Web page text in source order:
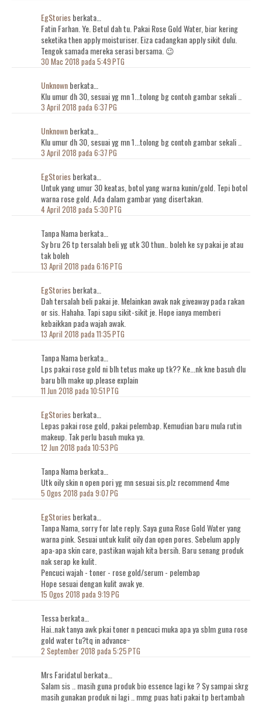
EgStoriesberkata…
Fatin Farhan. Ye. Betul dah tu. Pakai Rose Gold Water, biar kering
seketika then apply moisturiser. Eiza cadangkan apply sikit dulu.
Tengok samada mereka serasi bersama. 😉
30 Mac 2018 pada 5:49 PTG
Unknownberkata…
Klu umur dh 30, sesuai yg mn 1...tolong bg contoh gambar sekali ..
3 April 2018 pada 6:37 PG
Unknownberkata…
Klu umur dh 30, sesuai yg mn 1...tolong bg contoh gambar sekali ..
3 April 2018 pada 6:37 PG
EgStoriesberkata…
Untuk yang umur 30 keatas, botol yang warna kunin/gold. Tepi botol
warna rose gold. Ada dalam gambar yang disertakan.
4 April 2018 pada 5:30 PTG
Tanpa Nama berkata…
Sy bru 26 tp tersalah beli yg utk 30 thun.. boleh ke sy pakai je atau
tak boleh
13 April 2018 pada 6:16 PTG
EgStoriesberkata…
Dah tersalah beli pakai je. Melainkan awak nak giveaway pada rakan
or sis. Hahaha. Tapi sapu sikit-sikit je. Hope ianya memberi
kebaikkan pada wajah awak.
13 April 2018 pada 11:35 PTG
Tanpa Nama berkata…
Lps pakai rose gold ni blh tetus make up tk?? Ke...nk kne basuh dlu
baru blh make up.please explain
11 Jun 2018 pada 10:51 PTG
EgStoriesberkata…
Lepas pakai rose gold, pakai pelembap. Kemudian baru mula rutin
makeup. Tak perlu basuh muka ya.
12 Jun 2018 pada 10:53 PG
Tanpa Nama berkata…
Utk oily skin n open pori yg mn sesuai sis.plz recommend 4me
5 Ogos 2018 pada 9:07 PG
EgStoriesberkata…
Tanpa Nama, sorry for late reply. Saya guna Rose Gold Water yang
warna pink. Sesuai untuk kulit oily dan open pores. Sebelum apply
apa-apa skin care, pastikan wajah kita bersih. Baru senang produk
nak serap ke kulit.
Pencuci wajah - toner - rose gold/serum - pelembap
Hope sesuai dengan kulit awak ye.
15 Ogos 2018 pada 9:19 PG
Tessa berkata…
Hai..nak tanya awk pkai toner n pencuci muka apa ya sblm guna rose
gold water tu?tq in advance~
2 September 2018 pada 5:25 PTG
Mrs Faridatul berkata…
Salam sis .. masih guna produk bio essence lagi ke ? Sy sampai skrg
masih gunakan produk ni lagi .. mmg puas hati pakai tp bertambah